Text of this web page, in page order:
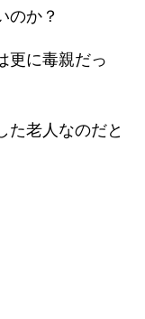
のか？
更に毒親だっ
た老人なのだと